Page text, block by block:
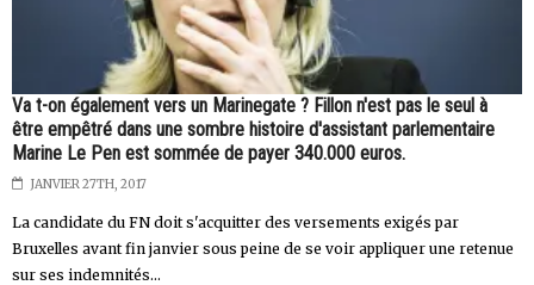
Va t-on également vers un Marinegate ? Fillon n'est pas le seul à
être empêtré dans une sombre histoire d'assistant parlementaire
Marine Le Pen est sommée de payer 340.000 euros.
JANVIER 27TH, 2017
La candidate du FN doit s'acquitter des versements exigés par
Bruxelles avant fin janvier sous peine de se voir appliquer une retenue
sur ses indemnités...